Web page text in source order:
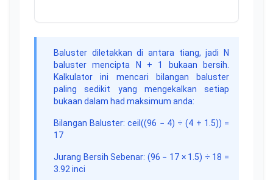
Baluster diletakkan di antara tiang, jadi N
baluster mencipta N + 1 bukaan bersih.
Kalkulator ini mencari bilangan baluster
paling sedikit yang mengekalkan setiap
bukaan dalam had maksimum anda:
Bilangan Baluster: ceil((96 − 4) ÷ (4 + 1.5)) =
17
Jurang Bersih Sebenar: (96 − 17 × 1.5) ÷ 18 =
3.92 inci